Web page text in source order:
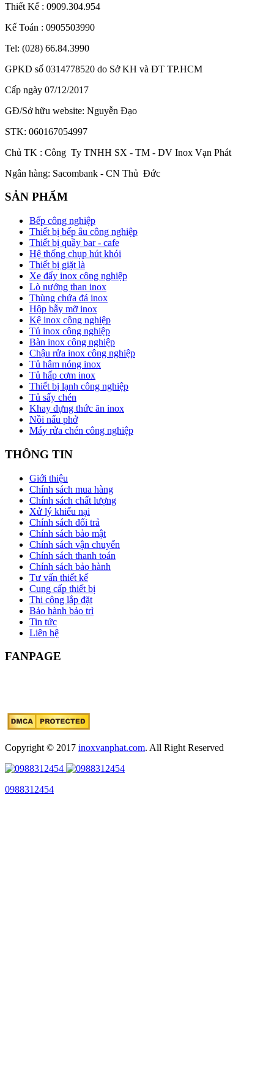
Thiết Kế : 0909.304.954
Kế Toán : 0905503990
Tel: (028) 66.84.3990
GPKD số 0314778520 do Sở KH và ĐT TP.HCM
Cấp ngày 07/12/2017
GĐ/Sở hữu website: Nguyễn Đạo
STK: 060167054997
Chủ TK : Công Ty TNHH SX - TM - DV Inox Vạn Phát
Ngân hàng: Sacombank - CN Thủ Đức
SẢN PHẨM
Bếp công nghiệp
Thiết bị bếp âu công nghiệp
Thiết bị quầy bar - cafe
Hệ thống chụp hút khói
Thiết bị giặt là
Xe đẩy inox công nghiệp
Lò nướng than inox
Thùng chứa đá inox
Hộp bẫy mỡ inox
Kệ inox công nghiệp
Tủ inox công nghiệp
Bàn inox công nghiệp
Chậu rửa inox công nghiệp
Tủ hâm nóng inox
Tủ hấp cơm inox
Thiết bị lạnh công nghiệp
Tủ sấy chén
Khay đựng thức ăn inox
Nồi nấu phở
Máy rửa chén công nghiệp
THÔNG TIN
Giới thiệu
Chính sách mua hàng
Chính sách chất lượng
Xử lý khiếu nại
Chính sách đổi trả
Chính sách bảo mật
Chính sách vận chuyển
Chính sách thanh toán
Chính sách bảo hành
Tư vấn thiết kế
Cung cấp thiết bị
Thi công lắp đặt
Bảo hành bảo trì
Tin tức
Liên hệ
FANPAGE
Copyright © 2017 inoxvanphat.com. All Right Reserved
0988312454